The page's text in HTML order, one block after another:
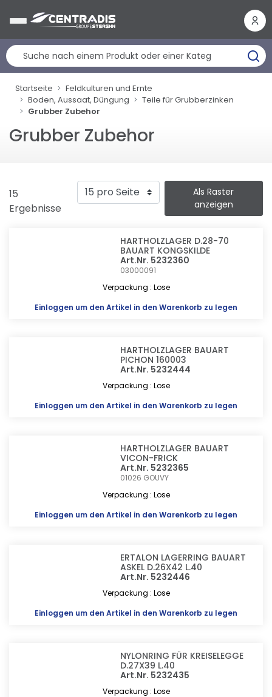
Startseite
Feldkulturen und Ernte
Boden, Aussaat, Düngung
Teile für Grubberzinken
Grubber Zubehor
Grubber Zubehor
15
Ergebnisse
Als Raster
anzeigen
HARTHOLZLAGER D.28-70
BAUART KONGSKILDE
Art.Nr. 5232360
03000091
Verpackung : Lose
Einloggen um den Artikel in den Warenkorb zu legen
HARTHOLZLAGER BAUART
PICHON 160003
Art.Nr. 5232444
Verpackung : Lose
Einloggen um den Artikel in den Warenkorb zu legen
HARTHOLZLAGER BAUART
VICON-FRICK
Art.Nr. 5232365
01026 GOUVY
Verpackung : Lose
Einloggen um den Artikel in den Warenkorb zu legen
ERTALON LAGERRING BAUART
ASKEL D.26X42 L.40
Art.Nr. 5232446
Verpackung : Lose
Einloggen um den Artikel in den Warenkorb zu legen
NYLONRING FÜR KREISELEGGE
D.27X39 L.40
Art.Nr. 5232435
Verpackung : Lose